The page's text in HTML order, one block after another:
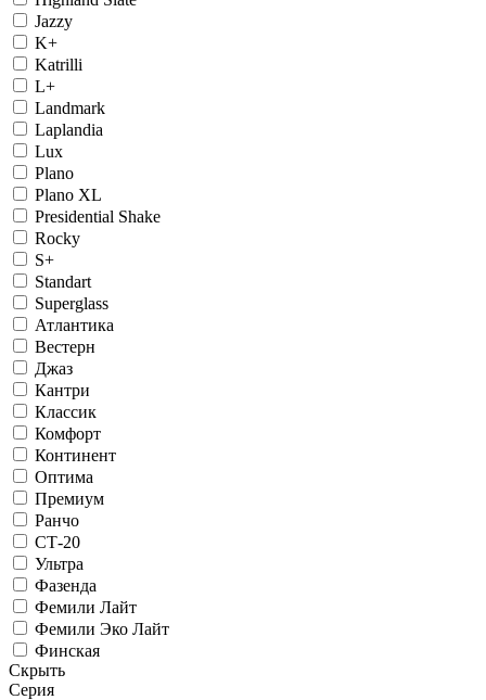
Jazzy
K+
Katrilli
L+
Landmark
Laplandia
Lux
Plano
Plano XL
Presidential Shake
Rocky
S+
Standart
Superglass
Атлантика
Вестерн
Джаз
Кантри
Классик
Комфорт
Континент
Оптима
Премиум
Ранчо
СТ-20
Ультра
Фазенда
Фемили Лайт
Фемили Эко Лайт
Финская
Скрыть
Серия